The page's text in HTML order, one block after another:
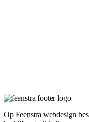
Op Feenstra webdesign